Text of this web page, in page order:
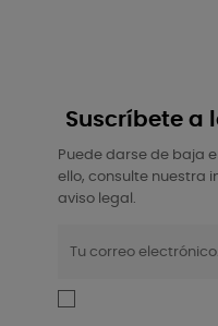
Suscríbete a
Puede darse de baja
ello, consulte nuestra
aviso legal.